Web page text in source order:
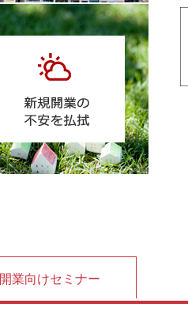
開業向けセミナー